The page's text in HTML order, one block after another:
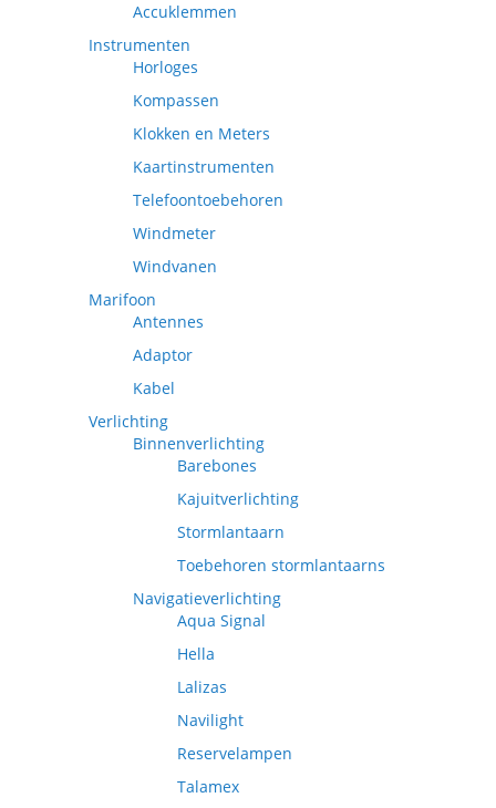
Accuklemmen
Instrumenten
Horloges
Kompassen
Klokken en Meters
Kaartinstrumenten
Telefoontoebehoren
Windmeter
Windvanen
Marifoon
Antennes
Adaptor
Kabel
Verlichting
Binnenverlichting
Barebones
Kajuitverlichting
Stormlantaarn
Toebehoren stormlantaarns
Navigatieverlichting
Aqua Signal
Hella
Lalizas
Navilight
Reservelampen
Talamex